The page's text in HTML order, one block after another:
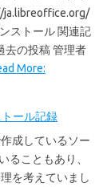
ja.libreoffice.org/
ストール 関連記
去の投稿 管理者
More:
ール記録
成しているソー
ることもあり、
を考えていまし